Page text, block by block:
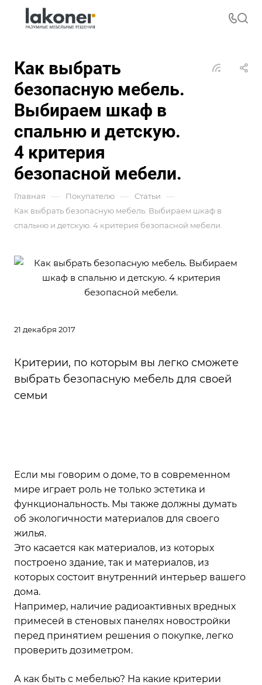
Как выбрать
безопасную мебель.
Выбираем шкаф в
спальню и детскую.
4 критерия
безопасной мебели.
Главная — Покупателю — Статьи —
Как выбрать безопасную мебель. Выбираем шкаф в
спальню и детскую. 4 критерия безопасной мебели.
21 декабря 2017
Критерии, по которым вы легко сможете
выбрать безопасную мебель для своей
семьи
Если мы говорим о доме, то в современном
мире играет роль не только эстетика и
функциональность. Мы также должны думать
об экологичности материалов для своего
жилья.
Это касается как материалов, из которых
построено здание, так и материалов, из
которых состоит внутренний интерьер вашего
дома.
Например, наличие радиоактивных вредных
примесей в стеновых панелях новостройки
перед принятием решения о покупке, легко
проверить дозиметром.
А как быть с мебелью? На какие критерии